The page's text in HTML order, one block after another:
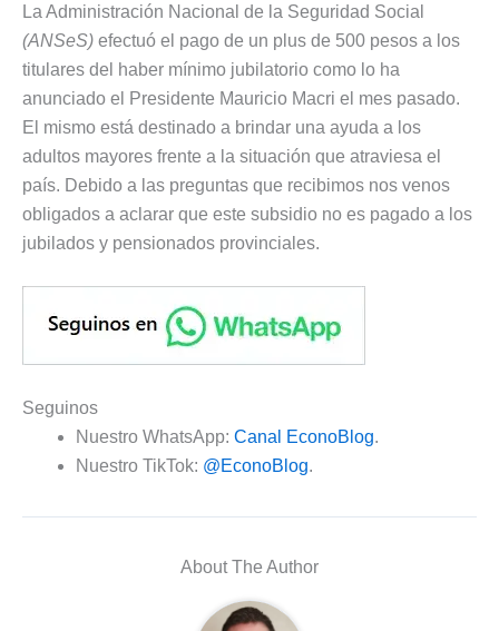
La Administración Nacional de la Seguridad Social
(ANSeS) efectuó el pago de un plus de 500 pesos a los
titulares del haber mínimo jubilatorio como lo ha
anunciado el Presidente Mauricio Macri el mes pasado.
El mismo está destinado a brindar una ayuda a los
adultos mayores frente a la situación que atraviesa el
país. Debido a las preguntas que recibimos nos venos
obligados a aclarar que este subsidio no es pagado a los
jubilados y pensionados provinciales.
Seguinos
Nuestro WhatsApp: Canal EconoBlog.
Nuestro TikTok: @EconoBlog.
About The Author